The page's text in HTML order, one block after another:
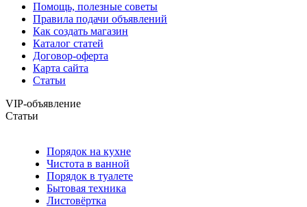
Помощь, полезные советы
Правила подачи объявлений
Как создать магазин
Каталог статей
Договор-оферта
Карта сайта
Статьи
VIP-объявление
Статьи
Порядок на кухне
Чистота в ванной
Порядок в туалете
Бытовая техника
Листовёртка